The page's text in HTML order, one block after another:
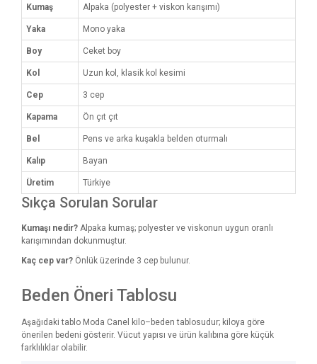
Kumaş Alpaka (polyester + viskon karışımı)
Yaka Mono yaka
Boy Ceket boy
Kol Uzun kol, klasik kol kesimi
Cep 3 cep
Kapama Ön çıt çıt
Bel Pens ve arka kuşakla belden oturmalı
Kalıp Bayan
Üretim Türkiye
Sıkça Sorulan Sorular
Kumaşı nedir? Alpaka kumaş; polyester ve viskonun uygun oranlı
karışımından dokunmuştur.
Kaç cep var? Önlük üzerinde 3 cep bulunur.
Beden Öneri Tablosu
Aşağıdaki tablo Moda Canel kilo–beden tablosudur; kiloya göre
önerilen bedeni gösterir. Vücut yapısı ve ürün kalıbına göre küçük
farklılıklar olabilir.